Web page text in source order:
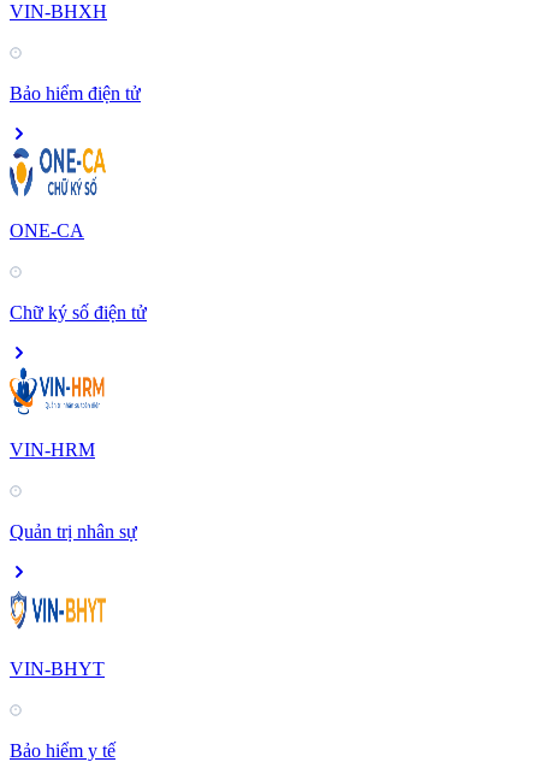
VIN-BHXH
Bảo hiểm điện tử
ONE-CA
Chữ ký số điện tử
VIN-HRM
Quản trị nhân sự
VIN-BHYT
Bảo hiểm y tế